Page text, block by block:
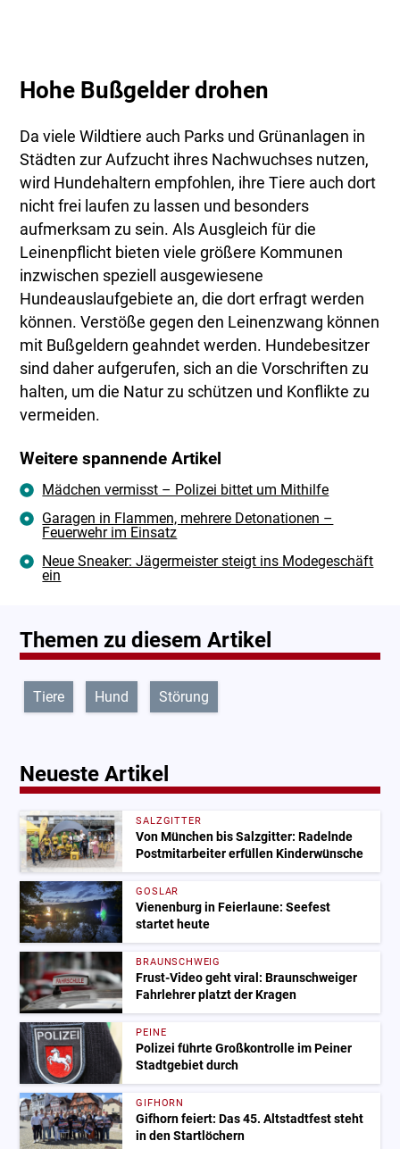
Hohe Bußgelder drohen
Da viele Wildtiere auch Parks und Grünanlagen in
Städten zur Aufzucht ihres Nachwuchses nutzen,
wird Hundehaltern empfohlen, ihre Tiere auch dort
nicht frei laufen zu lassen und besonders
aufmerksam zu sein. Als Ausgleich für die
Leinenpflicht bieten viele größere Kommunen
inzwischen speziell ausgewiesene
Hundeauslaufgebiete an, die dort erfragt werden
können. Verstöße gegen den Leinenzwang können
mit Bußgeldern geahndet werden. Hundebesitzer
sind daher aufgerufen, sich an die Vorschriften zu
halten, um die Natur zu schützen und Konflikte zu
vermeiden.
Weitere spannende Artikel
Mädchen vermisst – Polizei bittet um Mithilfe
Garagen in Flammen, mehrere Detonationen –
Feuerwehr im Einsatz
Neue Sneaker: Jägermeister steigt ins Modegeschäft
ein
Themen zu diesem Artikel
Tiere Hund Störung
Neueste Artikel
SALZGITTER
Von München bis Salzgitter: Radelnde
Postmitarbeiter erfüllen Kinderwünsche
GOSLAR
Vienenburg in Feierlaune: Seefest
startet heute
BRAUNSCHWEIG
Frust-Video geht viral: Braunschweiger
Fahrlehrer platzt der Kragen
PEINE
Polizei führte Großkontrolle im Peiner
Stadtgebiet durch
GIFHORN
Gifhorn feiert: Das 45. Altstadtfest steht
in den Startlöchern